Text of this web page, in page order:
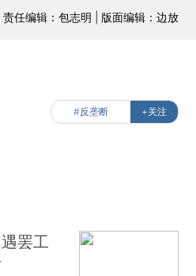
责任编辑：包志明 | 版面编辑：边放
#反垄断 +关注
罢工